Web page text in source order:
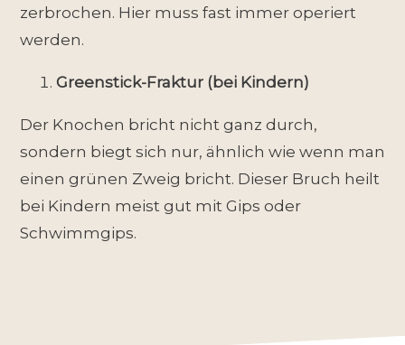
zerbrochen. Hier muss fast immer operiert
werden.
Greenstick-Fraktur (bei Kindern)
Der Knochen bricht nicht ganz durch,
sondern biegt sich nur, ähnlich wie wenn man
einen grünen Zweig bricht. Dieser Bruch heilt
bei Kindern meist gut mit Gips oder
Schwimmgips.